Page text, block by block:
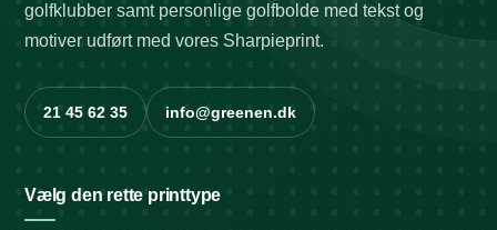
golfklubber samt personlige golfbolde med tekst og
motiver udført med vores Sharpieprint.
21 45 62 35 info@greenen.dk
Vælg den rette printtype